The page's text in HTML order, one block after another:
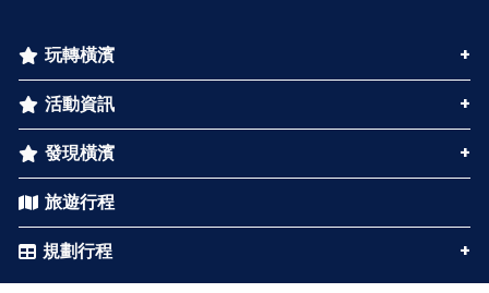
玩轉橫濱
活動資訊
發現橫濱
旅遊行程
規劃行程